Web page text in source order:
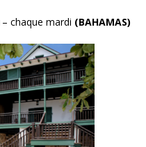
chaque mardi (BAHAMAS)